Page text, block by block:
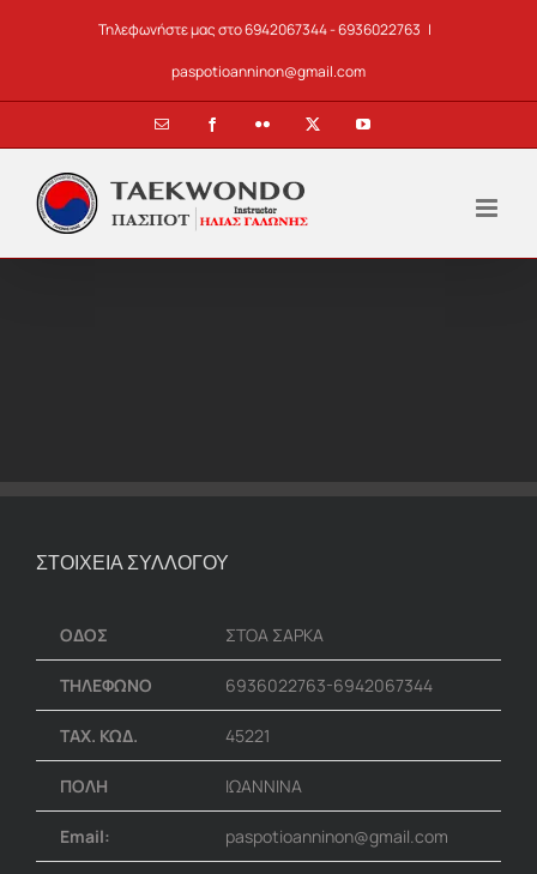
Τηλεφωνήστε μας στο 6942067344 - 6936022763 |
paspotioanninon@gmail.com
Email FacebookFlickr YouTube
ΣΤΟΙΧΕΙΑ ΣΥΛΛΟΓΟΥ
ΟΔΟΣ ΣΤΟΑ ΣΑΡΚΑ
ΤΗΛΕΦΩΝΟ 6936022763-6942067344
ΤΑΧ. ΚΩΔ. 45221
ΠΟΛΗ ΙΩΑΝΝΙΝΑ
Email: paspotioanninon@gmail.com